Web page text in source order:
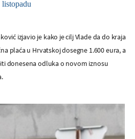
izjavio je kako je cilj Vlade da do kraja
plaća u Hrvatskoj dosegne 1.600 eura, a
donesena odluka o novom iznosu